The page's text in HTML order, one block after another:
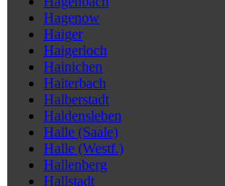
Hagenow
Haiger
Haigerloch
Hainichen
Haiterbach
Halberstadt
Haldensleben
Halle (Saale)
Halle (Westf.)
Hallenberg
Hallstadt